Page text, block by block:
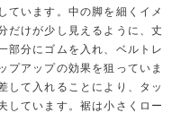
ています。中の脚を細くイメ
だけが少し見えるように、丈
部分にゴムを入れ、ベルトレ
プアップの効果を狙っていま
して入れることにより、タッ
しています。裾は小さくロー